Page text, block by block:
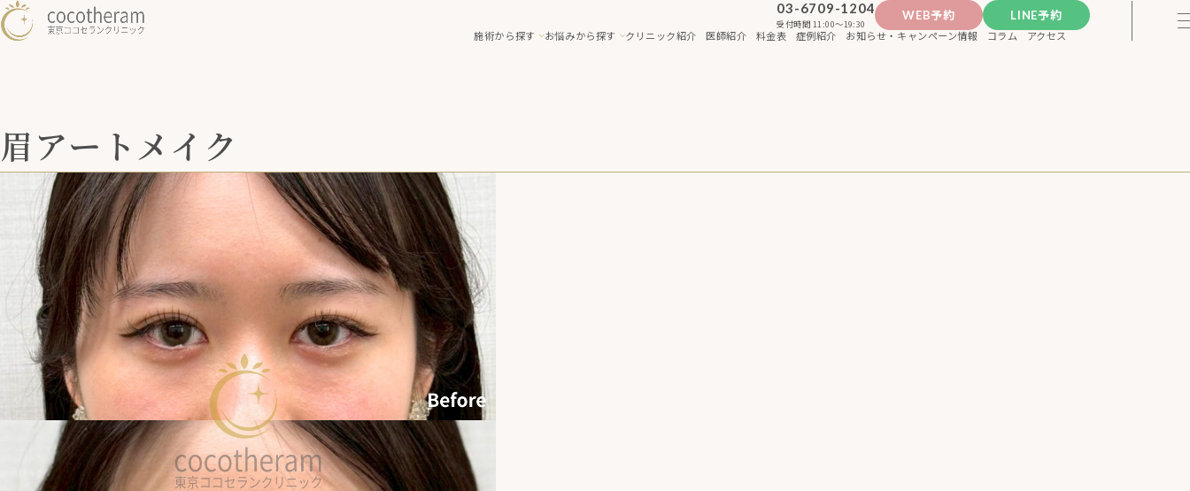
03-6709-1204
受付時間 11:00〜19:30
WEB予約
LINE予約
施術から探す
お悩みから探す クリニック紹介 医師紹介 料金表 症例紹介 お知らせ・キャンペーン情報 コラム アクセス
眉アートメイク